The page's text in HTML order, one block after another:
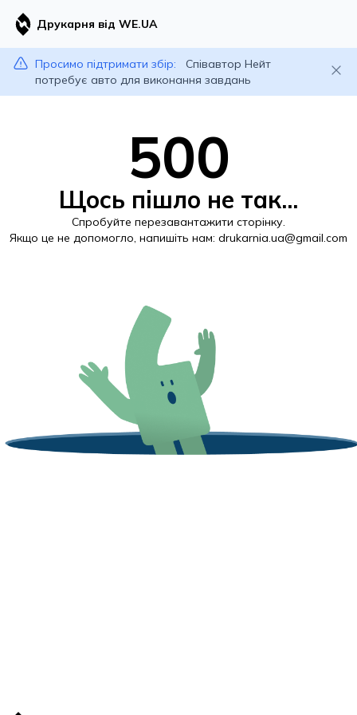
Друкарня від WE.UA
Просимо підтримати збір:
Співавтор Нейт
потребує авто для виконання завдань
500
Щось пішло не так...
Спробуйте перезавантажити сторінку.
Якщо це не допомогло, напишіть нам: drukarnia.ua@gmail.com